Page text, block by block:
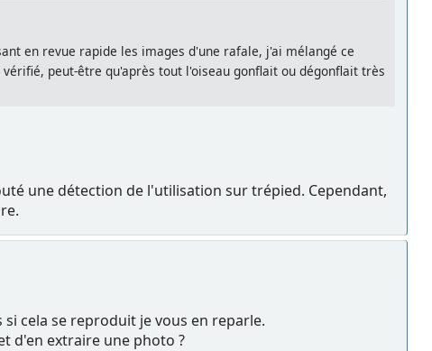
en revue rapide les images d'une rafale, j'ai mélangé ce
peut-être qu'après tout l'oiseau gonflait ou dégonflait très
une détection de l'utilisation sur trépied. Cependant,
cela se reproduit je vous en reparle.
d'en extraire une photo ?